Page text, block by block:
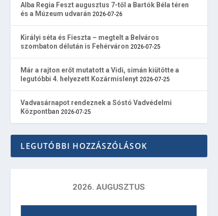
Alba Regia Feszt augusztus 7-től a Bartók Béla téren
és a Múzeum udvarán 2026-07-26
Királyi séta és Fieszta – megtelt a Belváros
szombaton délután is Fehérváron 2026-07-25
Már a rajton erőt mutatott a Vidi, simán kiütötte a
legutóbbi 4. helyezett Kozármislenyt 2026-07-25
Vadvasárnapot rendeznek a Sóstó Vadvédelmi
Központban 2026-07-25
LEGUTÓBBI HOZZÁSZÓLÁSOK
2026. AUGUSZTUS